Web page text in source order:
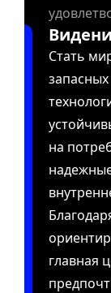
Стать
на
главная